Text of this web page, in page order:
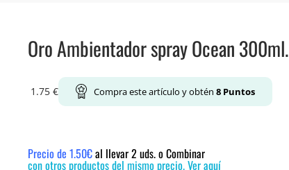
Oro Ambientador spray Ocean 300ml.
1.75 € Compra este artículo y obtén 8 Puntos
Precio de 1.50€al llevar 2 uds. o Combinar
con otros productos del mismo precio. Ver aquí